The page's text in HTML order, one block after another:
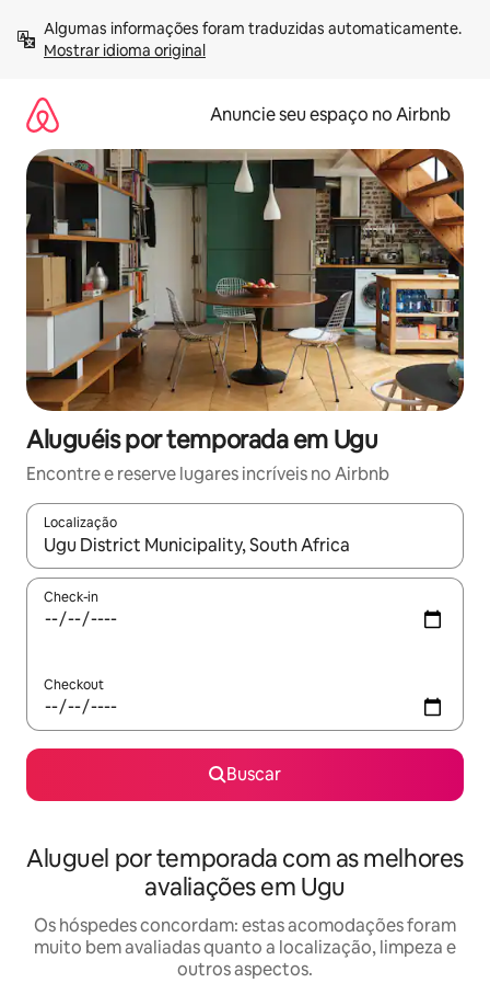
para
Mostrar idioma original
Anuncie seu espaço no Airbnb
Aluguéis por temporada em Ugu
Encontre e reserve lugares incríveis no Airbnb
Localização
Quando os resultados estiverem disponíveis, explore-os
Check-in
Checkout
Buscar
Aluguel por temporada com as melhores
avaliações em Ugu
Os hóspedes concordam: estas acomodações foram
muito bem avaliadas quanto a localização, limpeza e
outros aspectos.